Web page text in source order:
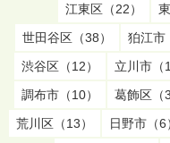
江東区（22）
世田谷区（38）
狛江市
渋谷区（12）
立川市（
調布市（10）
葛飾区（
荒川区（13）
日野市（6